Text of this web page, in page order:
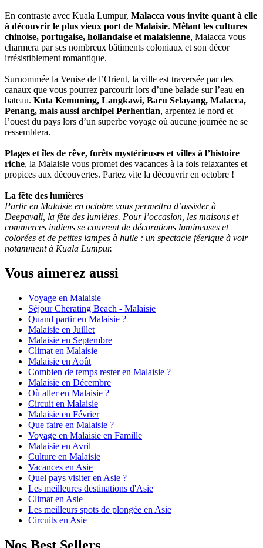
En contraste avec Kuala Lumpur, Malacca vous invite quant à elle
à découvrir le plus vieux port de Malaisie. Mêlant les cultures
chinoise, portugaise, hollandaise et malaisienne, Malacca vous
charmera par ses nombreux bâtiments coloniaux et son décor
irrésistiblement romantique.
Surnommée la Venise de l’Orient, la ville est traversée par des
canaux que vous pourrez parcourir lors d’une balade sur l’eau en
bateau. Kota Kemuning, Langkawi, Baru Selayang, Malacca,
Penang, mais aussi archipel Perhentian, arpentez le nord et
l’ouest du pays lors d’un superbe voyage où aucune journée ne se
ressemblera.
Plages et îles de rêve, forêts mystérieuses et villes à l’histoire
riche, la Malaisie vous promet des vacances à la fois relaxantes et
propices aux découvertes. Partez vite la découvrir en octobre !
La fête des lumières
Partir en Malaisie en octobre vous permettra d’assister à
Deepavali, la fête des lumières. Pour l’occasion, les maisons et
commerces indiens se couvrent de décorations lumineuses et
colorées et de petites lampes à huile : un spectacle féerique à voir
notamment à Kuala Lumpur.
Vous aimerez aussi
Voyage en Malaisie
Séjour Cherating Beach - Malaisie
Quand partir en Malaisie ?
Malaisie en Juillet
Malaisie en Septembre
Climat en Malaisie
Malaisie en Août
Combien de temps rester en Malaisie ?
Malaisie en Décembre
Où aller en Malaisie ?
Circuit en Malaisie
Malaisie en Février
Que faire en Malaisie ?
Voyage en Malaisie en Famille
Malaisie en Avril
Culture en Malaisie
Vacances en Asie
Quel pays visiter en Asie ?
Les meilleures destinations d'Asie
Climat en Asie
Les meilleurs spots de plongée en Asie
Circuits en Asie